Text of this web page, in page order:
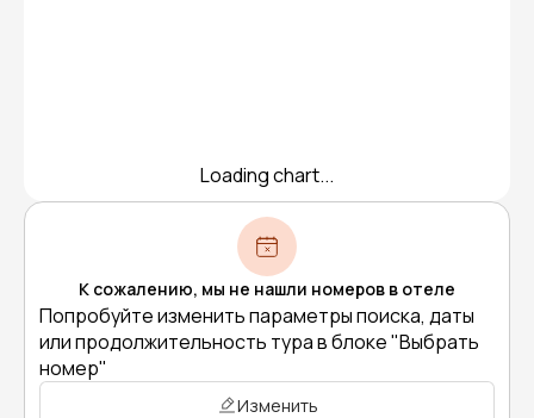
Loading chart...
К сожалению, мы не нашли номеров в отеле
Попробуйте изменить параметры поиска, даты
или продолжительность тура в блоке "Выбрать
номер"
Изменить